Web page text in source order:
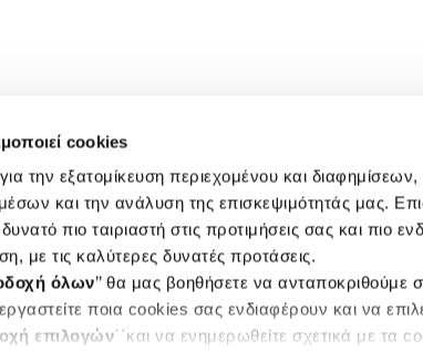
cookies
την εξατομίκευση περιεχομένου και
και την ανάλυση της επισκεψιμότητάς μας.
πιο ταιριαστή στις προτιμήσεις σας και πιο
με τις καλύτερες δυνατές προτάσεις.
όλων’’ θα μας βοηθήσετε να
ποια cookies σας ενδιαφέρουν και να
επιλογών΄΄και να ενημερωθείτε σχετικά με τα